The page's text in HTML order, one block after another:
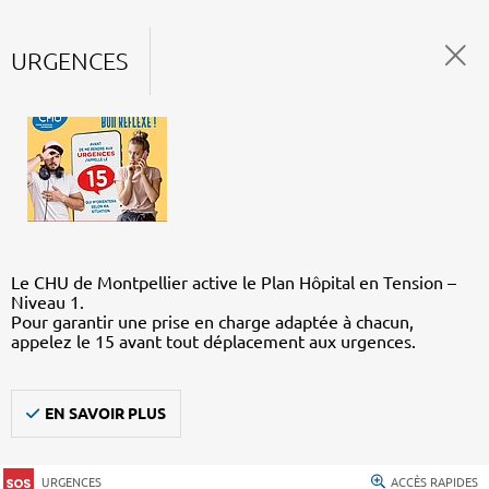
URGENCES
Le CHU de Montpellier active le Plan Hôpital en Tension –
Niveau 1.
Pour garantir une prise en charge adaptée à chacun,
appelez le 15 avant tout déplacement aux urgences.
EN SAVOIR PLUS
URGENCES ACCÈS RAPIDES